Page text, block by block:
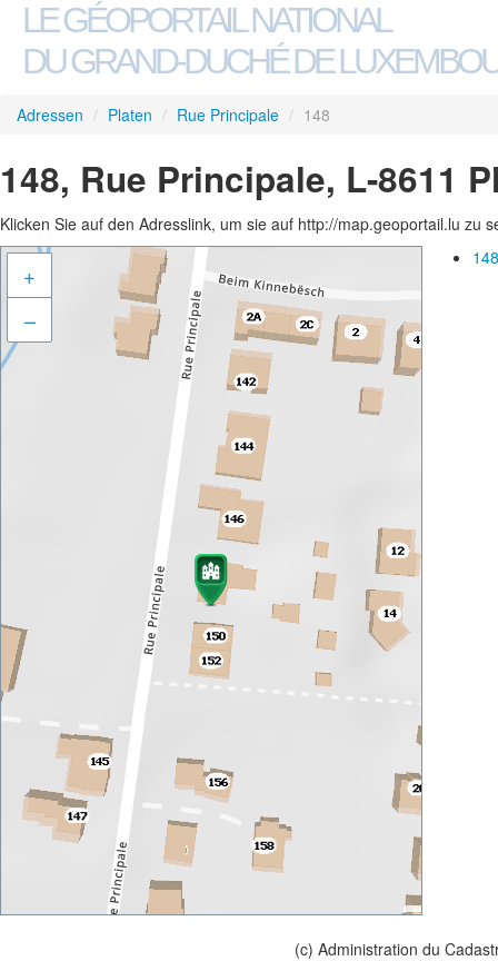
LE GÉOPORTAIL NATIONAL
DU GRAND-DUCHÉ DE
Adressen / Platen / Rue Principale / 148
148, Rue Principale, L-8611
Klicken Sie auf den Adresslink, um sie auf http://map.geoportail.lu zu
+
–
(c) Administration du